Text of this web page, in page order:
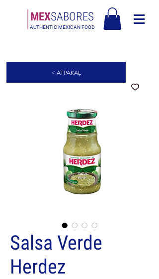
MEXSABORES
AUTHENTIC MEXICAN FOOD
Salsa Verde
Herdez
< ATPAKAĻ